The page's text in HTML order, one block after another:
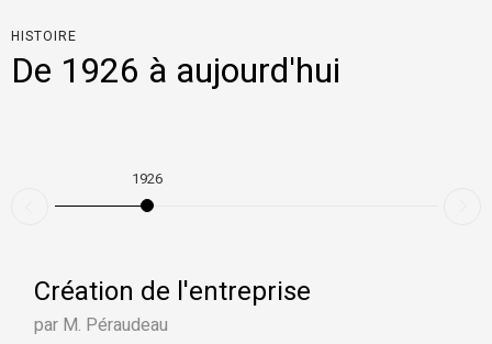
HISTOIRE
De 1926 à aujourd'hui
1926
Création de l'entreprise
par M. Péraudeau